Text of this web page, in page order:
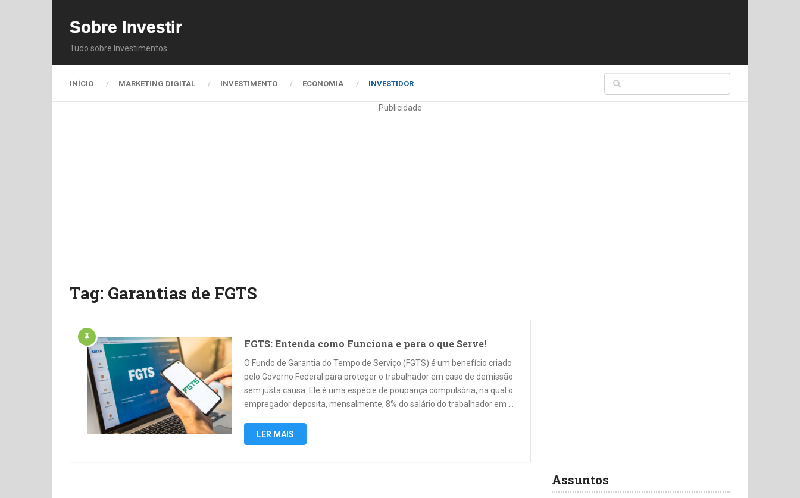
Sobre Investir
Tudo sobre Investimentos
INÍCIO MARKETING DIGITAL INVESTIMENTO ECONOMIA INVESTIDOR
Publicidade
Tag: Garantias de FGTS
FGTS: Entenda como Funciona e para o que Serve!
O Fundo de Garantia do Tempo de Serviço (FGTS) é um benefício criado
pelo Governo Federal para proteger o trabalhador em caso de demissão
sem justa causa. Ele é uma espécie de poupança compulsória, na qual o
empregador deposita, mensalmente, 8% do salário do trabalhador em …
LER MAIS
Assuntos